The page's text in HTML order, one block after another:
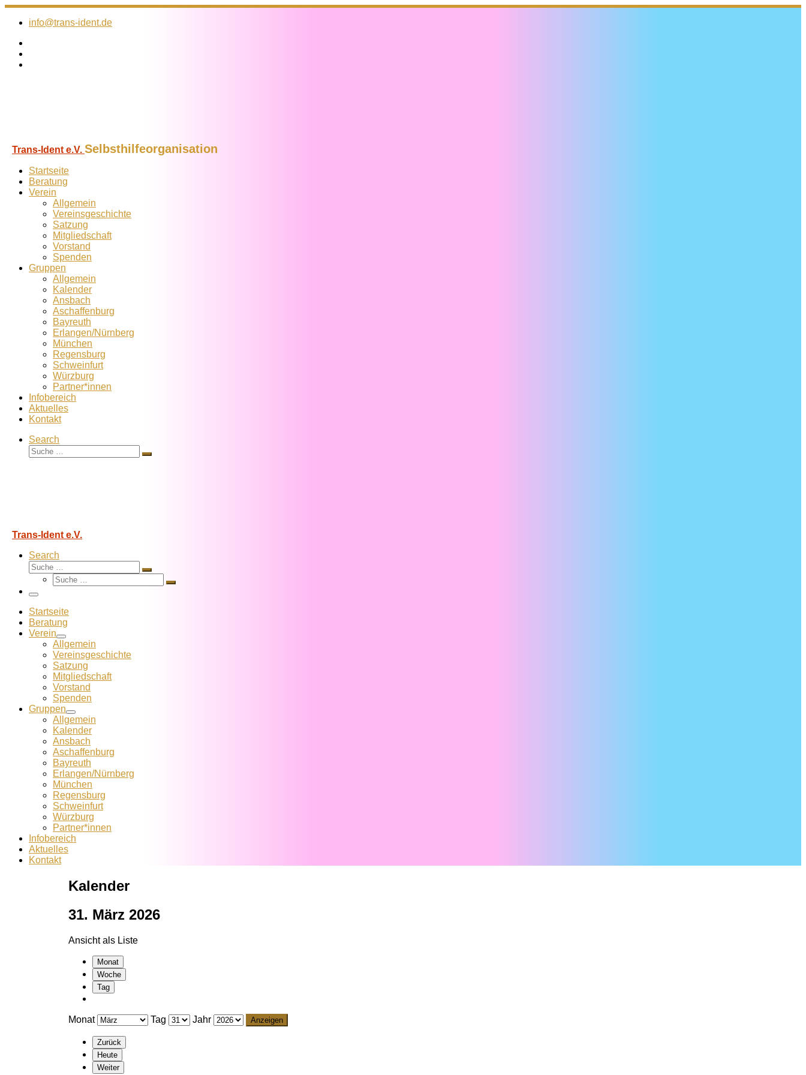
Zum
Inhalt
info@trans-ident.de
Trans-Ident e.V. Selbsthilfeorganisation
Startseite
Beratung
Verein
Allgemein
Vereins­geschichte
Satzung
Mitglied­schaft
Vorstand
Spenden
Gruppen
Allgemein
Kalender
Ansbach
Aschaffenburg
Bayreuth
Erlangen/Nürnberg
München
Regensburg
Schweinfurt
Würzburg
Partner*innen
Infobereich
Aktuelles
Kontakt
Search
Suche
Suche
Trans-Ident e.V.
Search
Suche
Suche
Suche
Suche
Menü
Startseite
Beratung
Verein
Allgemein
Vereins­geschichte
Satzung
Mitglied­schaft
Vorstand
Spenden
Gruppen
Allgemein
Kalender
Ansbach
Aschaffenburg
Bayreuth
Erlangen/Nürnberg
München
Regensburg
Schweinfurt
Würzburg
Partner*innen
Infobereich
Aktuelles
Kontakt
Kalender
31. März 2026
Ansicht als Liste
Monat
Woche
Tag
Monat Tag Jahr
Zurück
Heute
Weiter